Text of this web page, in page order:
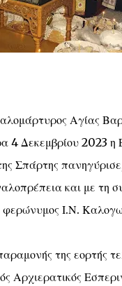
Αγίας
4 Δεκεμβρίου 2023 η
Σπάρτης
και με τη
φερώνυμος Ι.Ν.
της εορτής
Αρχιερατικός